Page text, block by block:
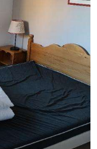
- Numéro